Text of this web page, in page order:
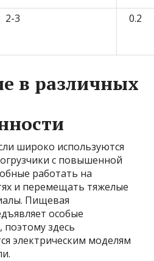
2-3 0.2
в различных
широко используются
с повышенной
работать на
и перемещать тяжелые
Пищевая
особые
поэтому здесь
электрическим моделям